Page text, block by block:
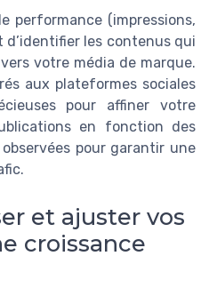
performance (impressions,
d’identifier les contenus qui
votre média de marque.
aux plateformes sociales
pour affiner votre
en fonction des
pour garantir une
et ajuster vos
croissance